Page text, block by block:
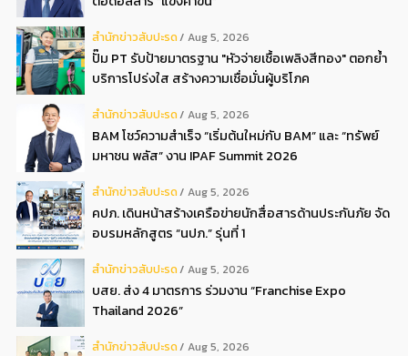
สํานักข่าวสับปะรด Aug 5, 2026
ปั๊ม PT รับป้ายมาตรฐาน "หัวจ่ายเชื้อเพลิงสีทอง" ตอกย้ำ
บริการโปร่งใส สร้างความเชื่อมั่นผู้บริโภค
สํานักข่าวสับปะรด Aug 5, 2026
BAM โชว์ความสำเร็จ “เริ่มต้นใหม่กับ BAM” และ “ทรัพย์
มหาชน พลัส” งาน IPAF Summit 2026
สํานักข่าวสับปะรด Aug 5, 2026
คปภ. เดินหน้าสร้างเครือข่ายนักสื่อสารด้านประกันภัย จัด
อบรมหลักสูตร “นปภ.” รุ่นที่ 1
สํานักข่าวสับปะรด Aug 5, 2026
บสย. ส่ง 4 มาตรการ ร่วมงาน “Franchise Expo
Thailand 2026”
สํานักข่าวสับปะรด Aug 5, 2026